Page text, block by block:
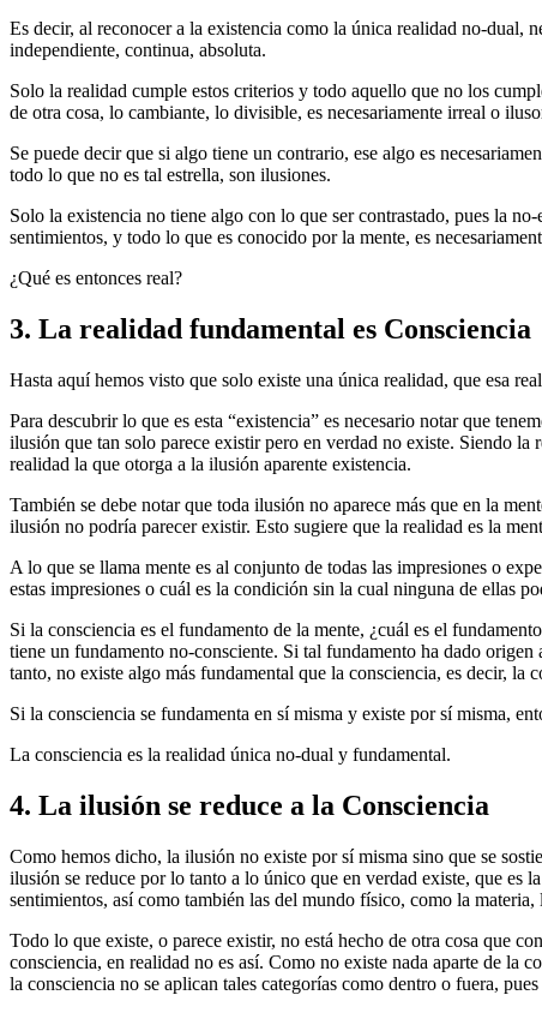
Es decir, al reconocer a la existencia como la única realidad no-
independiente, continua, absoluta.
Solo la realidad cumple estos criterios y todo aquello que no los
de otra cosa, lo cambiante, lo divisible, es necesariamente irreal o
Se puede decir que si algo tiene un contrario, ese algo es
todo lo que no es tal estrella, son ilusiones.
Solo la existencia no tiene algo con lo que ser contrastado, pues la
sentimientos, y todo lo que es conocido por la mente, es
¿Qué es entonces real?
3. La realidad fundamental es Consciencia
Hasta aquí hemos visto que solo existe una única realidad, que esa
Para descubrir lo que es esta “existencia” es necesario notar que
ilusión que tan solo parece existir pero en verdad no existe. Siendo la
realidad la que otorga a la ilusión aparente existencia.
También se debe notar que toda ilusión no aparece más que en la
ilusión no podría parecer existir. Esto sugiere que la realidad es la
A lo que se llama mente es al conjunto de todas las impresiones o
estas impresiones o cuál es la condición sin la cual ninguna de ellas
Si la consciencia es el fundamento de la mente, ¿cuál es el
tiene un fundamento no-consciente. Si tal fundamento ha dado
tanto, no existe algo más fundamental que la consciencia, es decir, la
Si la consciencia se fundamenta en sí misma y existe por sí misma,
La consciencia es la realidad única no-dual y fundamental.
4. La ilusión se reduce a la Consciencia
Como hemos dicho, la ilusión no existe por sí misma sino que se
ilusión se reduce por lo tanto a lo único que en verdad existe, que es
sentimientos, así como también las del mundo físico, como la
Todo lo que existe, o parece existir, no está hecho de otra cosa que
consciencia, en realidad no es así. Como no existe nada aparte de la
la consciencia no se aplican tales categorías como dentro o fuera,